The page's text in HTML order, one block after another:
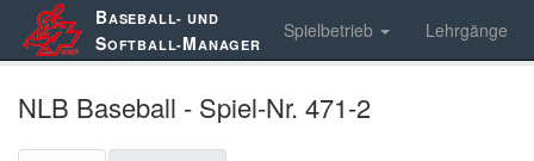
BASEBALL- UND
SOFTBALL-MANAGER
Spielbetrieb Lehrgänge
NLB Baseball - Spiel-Nr. 471-2